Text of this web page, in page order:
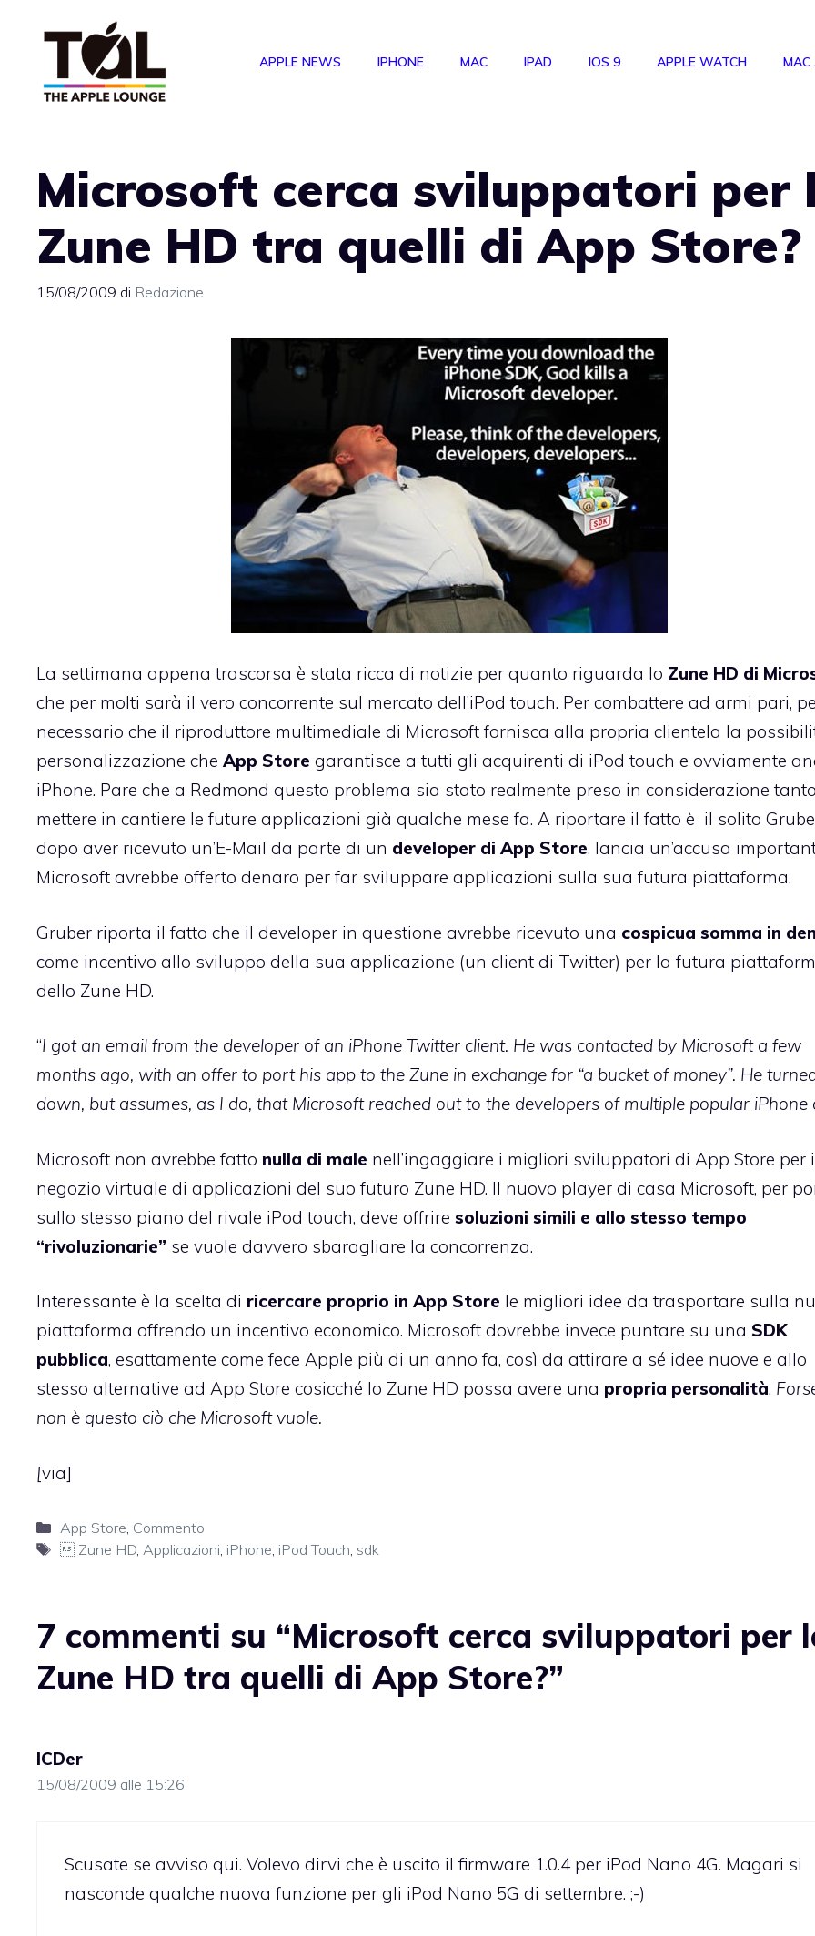
APPLE NEWS IPHONE MAC IPAD IOS 9 APPLE WATCH MAC
Microsoft cerca sviluppatori per
Zune HD tra quelli di App Store?
15/08/2009 di Redazione
La settimana appena trascorsa è stata ricca di notizie per quanto riguarda lo Zune HD di
che per molti sarà il vero concorrente sul mercato dell’iPod touch. Per combattere ad armi pari,
necessario che il riproduttore multimediale di Microsoft fornisca alla propria clientela la
personalizzazione che App Store garantisce a tutti gli acquirenti di iPod touch e ovviamente
iPhone. Pare che a Redmond questo problema sia stato realmente preso in considerazione
mettere in cantiere le future applicazioni già qualche mese fa. A riportare il fatto è il solito
dopo aver ricevuto un’E-Mail da parte di un developer di App Store, lancia un’accusa
Microsoft avrebbe offerto denaro per far sviluppare applicazioni sulla sua futura piattaforma.
Gruber riporta il fatto che il developer in questione avrebbe ricevuto una cospicua somma in
come incentivo allo sviluppo della sua applicazione (un client di Twitter) per la futura
dello Zune HD.
“I got an email from the developer of an iPhone Twitter client. He was contacted by Microsoft a few
months ago, with an offer to port his app to the Zune in exchange for “a bucket of money”. He
down, but assumes, as I do, that Microsoft reached out to the developers of multiple popular iPhone
Microsoft non avrebbe fatto nulla di male nell’ingaggiare i migliori sviluppatori di App Store per
negozio virtuale di applicazioni del suo futuro Zune HD. Il nuovo player di casa Microsoft, per
sullo stesso piano del rivale iPod touch, deve offrire soluzioni simili e allo stesso tempo
“rivoluzionarie” se vuole davvero sbaragliare la concorrenza.
Interessante è la scelta di ricercare proprio in App Store le migliori idee da trasportare sulla
piattaforma offrendo un incentivo economico. Microsoft dovrebbe invece puntare su una SDK
pubblica, esattamente come fece Apple più di un anno fa, così da attirare a sé idee nuove e allo
stesso alternative ad App Store cosicché lo Zune HD possa avere una propria personalità.
non è questo ciò che Microsoft vuole.
[via]
Categorie
App Store, Commento
Tag
Zune HD, Applicazioni, iPhone, iPod Touch, sdk
7 commenti su “Microsoft cerca sviluppatori per
Zune HD tra quelli di App Store?”
ICDer
15/08/2009 alle 15:26
Scusate se avviso qui. Volevo dirvi che è uscito il firmware 1.0.4 per iPod Nano 4G. Magari si
nasconde qualche nuova funzione per gli iPod Nano 5G di settembre. ;-)